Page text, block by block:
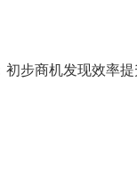
初步商机发现效率